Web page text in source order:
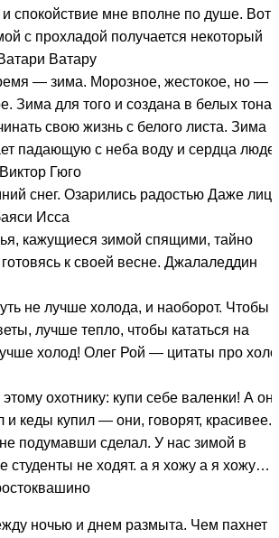
спокойствие мне вполне по душе. Вот
с прохладой получается некоторый
Ватару
— зима. Морозное, жестокое, но —
Зима для того и создана в белых
свою жизнь с белого листа. Зима
падающую с неба воду и сердца
Гюго
снег. Озарились радостью Даже лица
Исса
кажущиеся зимой спящими, тайно
к своей весне. Джалаледдин
не лучше холода, и наоборот. Чтобы
лучше тепло, чтобы кататься на
холод! Олег Рой — цитаты про
охотнику: купи себе валенки! А он
и кеды купил — они, говорят, красивее.
подумавши сделал. У нас зимой в
студенты не ходят. а я хожу а я хожу…
ночью и днем размыта. Чем пахнет